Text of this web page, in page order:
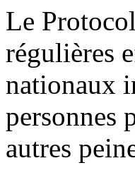
Le
régulières
nationaux
personnes
autres